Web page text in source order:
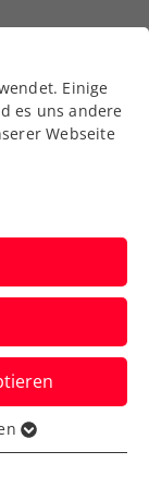
für
beim
Einige
es uns andere
Webseite